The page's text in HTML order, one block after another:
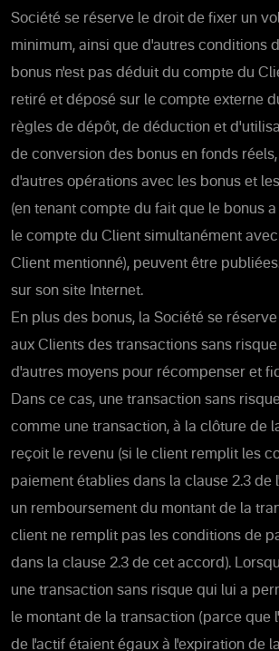
Société se réserve le droit de fixer un
minimum, ainsi que d'autres conditions
bonus n'est pas déduit du compte du
retiré et déposé sur le compte externe
règles de dépôt, de déduction et
de conversion des bonus en fonds
d'autres opérations avec les bonus et
(en tenant compte du fait que le bonus
le compte du Client simultanément
Client mentionné), peuvent être
sur son site Internet.
En plus des bonus, la Société se
aux Clients des transactions sans
d'autres moyens pour récompenser et
Dans ce cas, une transaction sans
comme une transaction, à la clôture de
reçoit le revenu (si le client remplit les
paiement établies dans la clause 2.3 de
un remboursement du montant de la
client ne remplit pas les conditions de
dans la clause 2.3 de cet accord).
une transaction sans risque qui lui a
le montant de la transaction (parce que
de l'actif étaient égaux à l'expiration de